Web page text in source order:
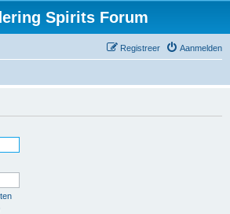
Spirits Forum
Aanmelden
Registreer